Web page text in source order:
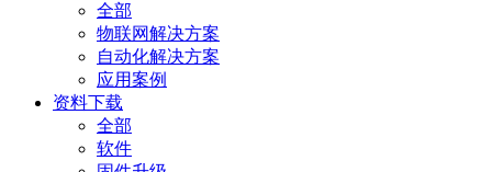
全部
物联网解决方案
自动化解决方案
应用案例
资料下载
全部
软件